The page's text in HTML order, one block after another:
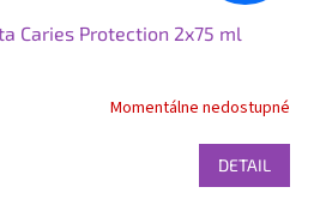
Caries Protection 2x75 ml
Momentálne nedostupné
DETAIL